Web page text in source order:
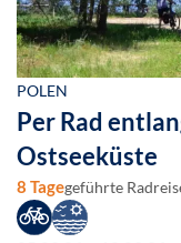
POLEN
Per Rad
Ostseeküste
8 Tagegeführte